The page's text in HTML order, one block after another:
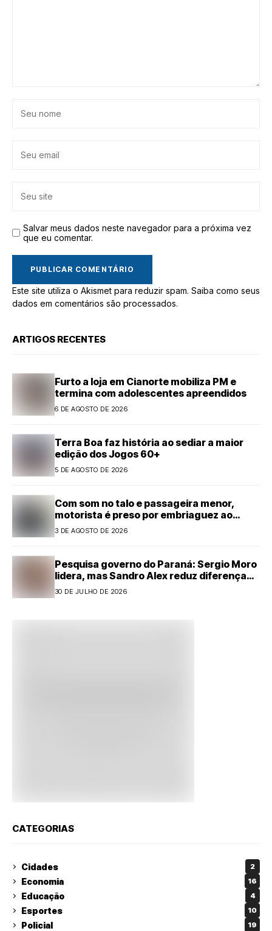
Salvar meus dados neste navegador para a próxima vez
que eu comentar.
Este site utiliza o Akismet para reduzir spam. Saiba como seus
dados em comentários são processados.
ARTIGOS RECENTES
Furto a loja em Cianorte mobiliza PM e
termina com adolescentes apreendidos
6 DE AGOSTO DE 2026
Terra Boa faz história ao sediar a maior
edição dos Jogos 60+
5 DE AGOSTO DE 2026
Com som no talo e passageira menor,
motorista é preso por embriaguez ao
volante em Cianorte
3 DE AGOSTO DE 2026
Pesquisa governo do Paraná: Sergio Moro
lidera, mas Sandro Alex reduz diferença
com forte alta
30 DE JULHO DE 2026
CATEGORIAS
Cidades 2
Economia 16
Educação 4
Esportes 10
Policial 19